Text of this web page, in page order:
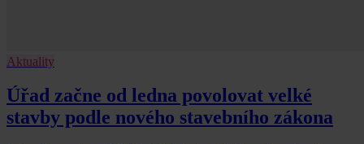
Aktuality
Úřad začne od ledna povolovat velké
stavby podle nového stavebního zákona